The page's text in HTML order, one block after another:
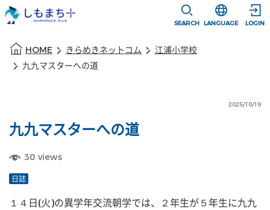
SEARCH
選択すると言
LANGUAGE LOGIN
HOME きらめきネットコム
江浦小学校
九九マスターへの道
2025/10/19
九九マスターへの道
30 views
日誌
１４日(火)の異学年交流朝学では、２年生が５年生に九九